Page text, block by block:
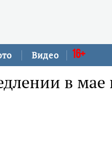
Видео 16+
в